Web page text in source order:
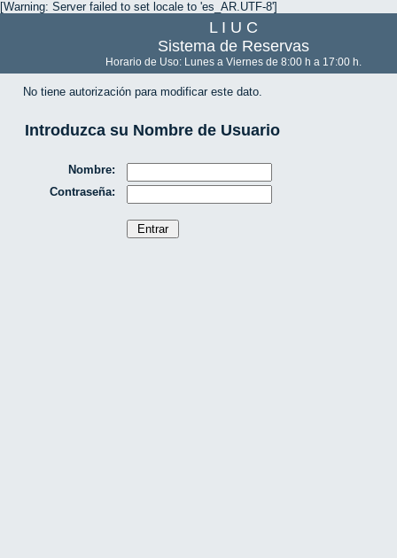
[Warning: Server failed to set locale to 'es_AR.UTF-8']
L I U C
Sistema de Reservas
Horario de Uso: Lunes a Viernes de 8:00 h a 17:00 h.
No tiene autorización para modificar este dato.
Introduzca su Nombre de Usuario
Nombre:
Contraseña: